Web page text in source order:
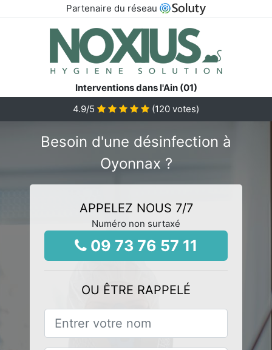
Partenaire du réseau
Interventions dans l'Ain (01)
4.9/5 (120 votes)
Besoin d'une désinfection à
Oyonnax ?
APPELEZ NOUS 7/7
Numéro non surtaxé
09 73 76 57 11
OU ÊTRE RAPPELÉ